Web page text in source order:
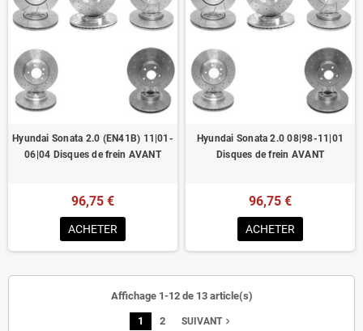
Hyundai Sonata 2.0 (EN41B) 11|01-
06|04 Disques de frein AVANT
96,75 €
ACHETER
Hyundai Sonata 2.0 08|98-11|01
Disques de frein AVANT
96,75 €
ACHETER
Affichage 1-12 de 13 article(s)
1 2 SUIVANTnavigate_next